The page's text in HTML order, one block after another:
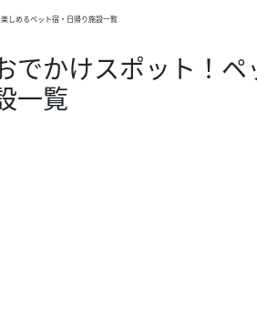
しめるペット宿・日帰り施設一覧
でかけスポット！
一覧